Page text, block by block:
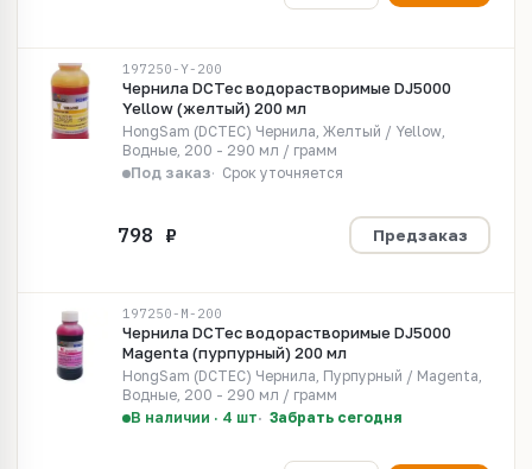
197250-Y-200
Чернила DCTec водорастворимые DJ5000
Yellow (желтый) 200 мл
HongSam (DCTEC) Чернила, Желтый / Yellow,
Водные, 200 - 290 мл / грамм
Под заказ
Срок уточняется
Предзаказ
197250-M-200
Чернила DCTec водорастворимые DJ5000
Magenta (пурпурный) 200 мл
HongSam (DCTEC) Чернила, Пурпурный / Magenta,
Водные, 200 - 290 мл / грамм
В наличии · 4 шт
Забрать сегодня